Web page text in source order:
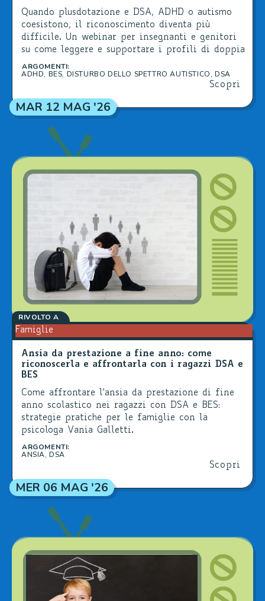
Quando plusdotazione e DSA, ADHD o autismo
coesistono, il riconoscimento diventa più
difficile. Un webinar per insegnanti e genitori
su come leggere e supportare i profili di doppia
eccezionalità.
ARGOMENTI:
ADHD, BES, DISTURBO DELLO SPETTRO AUTISTICO,DSA
Scopri
MAR 12 MAG '26
RIVOLTO A
Famiglie
Ansia da prestazione a fine anno: come
riconoscerla e affrontarla con i ragazzi DSA e
BES
Come affrontare l'ansia da prestazione di fine
anno scolastico nei ragazzi con DSA e BES:
strategie pratiche per le famiglie con la
psicologa Vania Galletti.
ARGOMENTI:
ANSIA,DSA
Scopri
MER 06 MAG '26